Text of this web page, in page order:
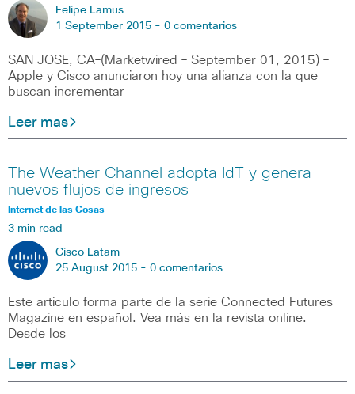
Felipe Lamus
1 September 2015 - 0 comentarios
SAN JOSE, CA–(Marketwired – September 01, 2015) –
Apple y Cisco anunciaron hoy una alianza con la que
buscan incrementar
Leer mas
The Weather Channel adopta IdT y genera
nuevos flujos de ingresos
Internet de las Cosas
3 min read
Cisco Latam
25 August 2015 - 0 comentarios
Este artículo forma parte de la serie Connected Futures
Magazine en español. Vea más en la revista online.
Desde los
Leer mas